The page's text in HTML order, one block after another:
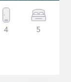
4 5